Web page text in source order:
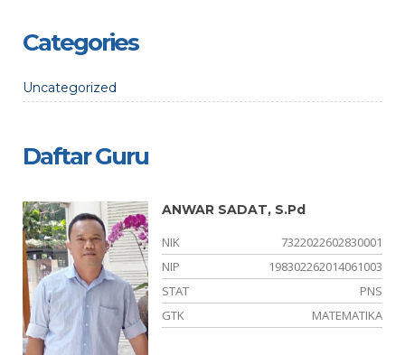
Categories
Uncategorized
Daftar Guru
ANWAR SADAT, S.Pd
NIK
7322022602830001
NIP
198302262014061003
STAT
PNS
GTK
MATEMATIKA